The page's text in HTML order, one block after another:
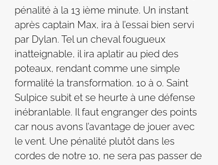
pénalité à la 13 ième minute. Un instant
après captain Max, ira à l’essai bien servi
par Dylan. Tel un cheval fougueux
inatteignable, il ira aplatir au pied des
poteaux, rendant comme une simple
formalité la transformation. 10 à 0. Saint
Sulpice subit et se heurte à une défense
inébranlable. Il faut engranger des points
car nous avons l’avantage de jouer avec
le vent. Une pénalité plutôt dans les
cordes de notre 10, ne sera pas passer de